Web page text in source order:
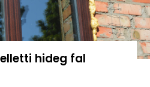
hideg fal